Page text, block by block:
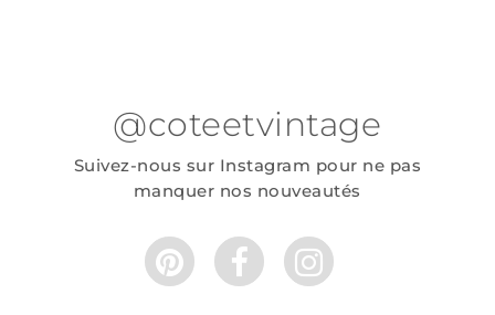
@coteetvintage
Suivez-nous sur Instagram pour ne pas
manquer nos nouveautés